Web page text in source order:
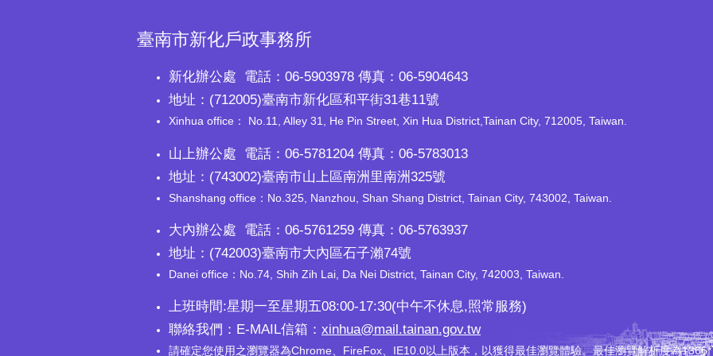
臺南市新化戶政事務所
新化辦公處 電話：06-5903978 傳真：06-5904643
地址：(712005)臺南市新化區和平街31巷11號
Xinhua office： No.11, Alley 31, He Pin Street, Xin Hua District,Tainan City, 712005, Taiwan.
山上辦公處 電話：06-5781204 傳真：06-5783013
地址：(743002)臺南市山上區南洲里南洲325號
Shanshang office：No.325, Nanzhou, Shan Shang District, Tainan City, 743002, Taiwan.
大內辦公處 電話：06-5761259 傳真：06-5763937
地址：(742003)臺南市大內區石子瀨74號
Danei office：No.74, Shih Zih Lai, Da Nei District, Tainan City, 742003, Taiwan.
上班時間:星期一至星期五08:00-17:30(中午不休息,照常服務)
聯絡我們：E-MAIL信箱： xinhua@mail.tainan.gov.tw
請確定您使用之瀏覽器為Chrome、FireFox、IE10.0以上版本，以獲得最佳瀏覽體驗。最佳瀏覽解析度為